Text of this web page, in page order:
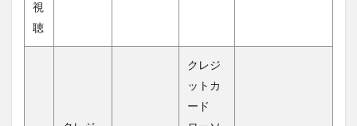
視
聴
クレジ
ットカ
ード